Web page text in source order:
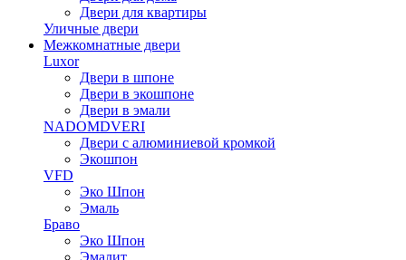
Двери для квартиры
Уличные двери
Межкомнатные двери
Luxor
Двери в шпоне
Двери в экошпоне
Двери в эмали
NADOMDVERI
Двери с алюминиевой кромкой
Экошпон
VFD
Эко Шпон
Эмаль
Браво
Эко Шпон
Эмалит